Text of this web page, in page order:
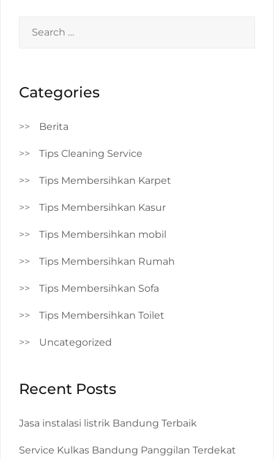
for:
Categories
Berita
Tips Cleaning Service
Tips Membersihkan Karpet
Tips Membersihkan Kasur
Tips Membersihkan mobil
Tips Membersihkan Rumah
Tips Membersihkan Sofa
Tips Membersihkan Toilet
Uncategorized
Recent Posts
Jasa instalasi listrik Bandung Terbaik
Service Kulkas Bandung Panggilan Terdekat